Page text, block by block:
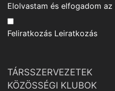
Elolvastam és elfogadom az
Feliratkozás Leiratkozás
TÁRSSZERVEZETEK
KÖZÖSSÉGI KLUBOK